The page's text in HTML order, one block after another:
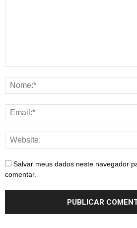
Salvar meus dados neste navegador
comentar.